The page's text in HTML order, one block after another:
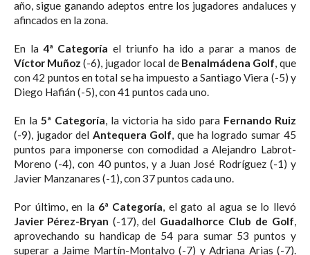
año, sigue ganando adeptos entre los jugadores andaluces y
afincados en la zona.
En la 4ª Categoría el triunfo ha ido a parar a manos de
Víctor Muñoz (-6), jugador local de Benalmádena Golf, que
con 42 puntos en total se ha impuesto a Santiago Viera (-5) y
Diego Hafián (-5), con 41 puntos cada uno.
En la 5ª Categoría, la victoria ha sido para Fernando Ruiz
(-9), jugador del Antequera Golf, que ha logrado sumar 45
puntos para imponerse con comodidad a Alejandro Labrot-
Moreno (-4), con 40 puntos, y a Juan José Rodríguez (-1) y
Javier Manzanares (-1), con 37 puntos cada uno.
Por último, en la 6ª Categoría, el gato al agua se lo llevó
Javier Pérez-Bryan (-17), del Guadalhorce Club de Golf,
aprovechando su handicap de 54 para sumar 53 puntos y
superar a Jaime Martín-Montalvo (-7) y Adriana Arias (-7).